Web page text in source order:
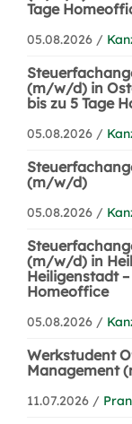
Tage
05.08.2026 /
(m/w/d) in
bis zu 5 Tage
05.08.2026 /
(m/w/d)
05.08.2026 /
(m/w/d) in
Heiligenstadt –
Homeoffice
05.08.2026 /
Werkstudent
Management
11.07.2026 /